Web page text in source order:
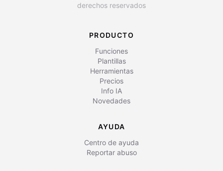
derechos reservados
PRODUCTO
Funciones
Plantillas
Herramientas
Precios
Info IA
Novedades
AYUDA
Centro de ayuda
Reportar abuso